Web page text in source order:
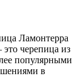
Ламонтерра
черепица из
популярными
в